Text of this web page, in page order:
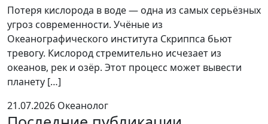
Потеря кислорода в воде — одна из самых серьёзных
угроз современности. Учёные из
Океанографического института Скриппса бьют
тревогу. Кислород стремительно исчезает из
океанов, рек и озёр. Этот процесс может вывести
планету […]
21.07.2026 Океанолог